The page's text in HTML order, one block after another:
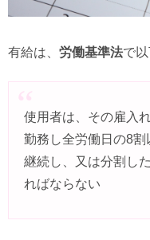
有給は、 労働基準法で
使用者は、その雇入
勤務し全労働日の8割
継続し、又は分割し
ればならない